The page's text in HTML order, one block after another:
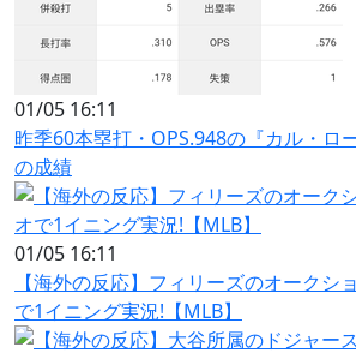
01/05 16:11
昨季60本塁打・OPS.948の『カル・ロ
の成績
01/05 16:11
【海外の反応】フィリーズのオークシ
で1イニング実況!【MLB】